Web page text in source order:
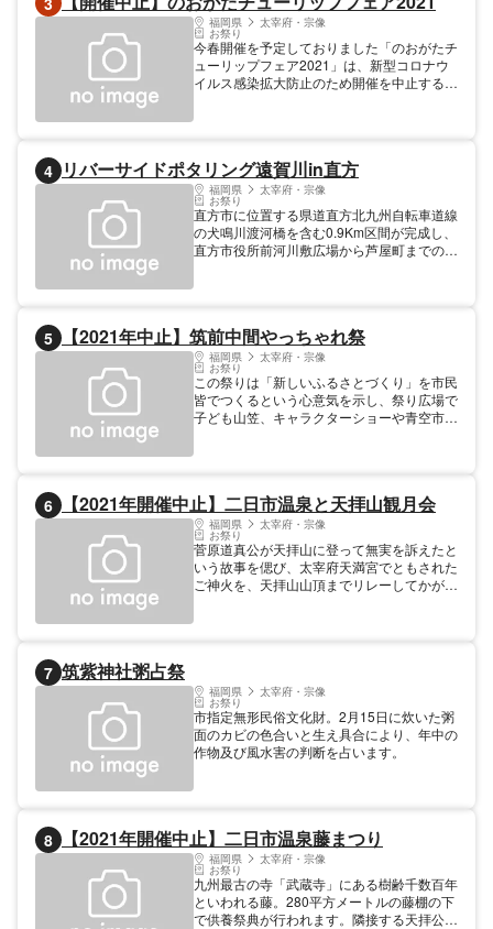
焼き試食会、ファーマーズマーケット、合同
大抽選会、餅つき、もちまき、各種ステー
ジ、など
福岡県 太宰府・宗像
お祭り
今春開催を予定しておりました「のおがたチ
ューリップフェア2021」は、新型コロナウ
イルス感染拡大防止のため開催を中止するこ
4 リバーサイドポタリング遠賀川in直方
福岡県 太宰府・宗像
お祭り
直方市に位置する県道直方北九州自転車道線
の犬鳴川渡河橋を含む0.9Km区間が完成し、
直方市役所前河川敷広場から芦屋町までの区
ーの三船雅彦氏やプロロードレースチーム
VC福岡のメンバーにも走行していただくほ
か、走行イベント後のそれぞれのトークショ
ーや同会場でのマルシェ、ステージイベン
ト、平成筑豊鉄道の行橋駅〜直方駅間のサイ
クルトレインなども開催します。
5 【2021年中止】筑前中間やっちゃれ祭
福岡県 太宰府・宗像
お祭り
この祭りは「新しいふるさとづくり」を市民
皆でつくるという心意気を示し、祭り広場で
子ども山笠、キャラクターショーや青空市場
6 【2021年開催中止】二日市温泉と天拝山観月会
福岡県 太宰府・宗像
お祭り
菅原道真公が天拝山に登って無実を訴えたと
いう故事を偲び、太宰府天満宮でともされた
ご神火を、天拝山山頂までリレーしてかがり
7 筑紫神社粥占祭
福岡県 太宰府・宗像
お祭り
市指定無形民俗文化財。2月15日に炊いた粥
面のカビの色合いと生え具合により、年中の
作物及び風水害の判断を占います。
8 【2021年開催中止】二日市温泉藤まつり
福岡県 太宰府・宗像
お祭り
九州最古の寺「武蔵寺」にある樹齢千数百年
といわれる藤。280平方メートルの藤棚の下
で供養祭典が行われます。隣接する天拝公園